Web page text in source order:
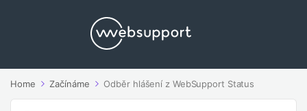
Home Začínáme Odběr hlášení z WebSupport Status